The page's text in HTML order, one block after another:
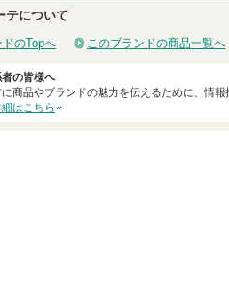
テについて
のTopへ このブランドの商品一覧へ
の皆様へ
商品やブランドの魅力を伝えるために、情
はこちら